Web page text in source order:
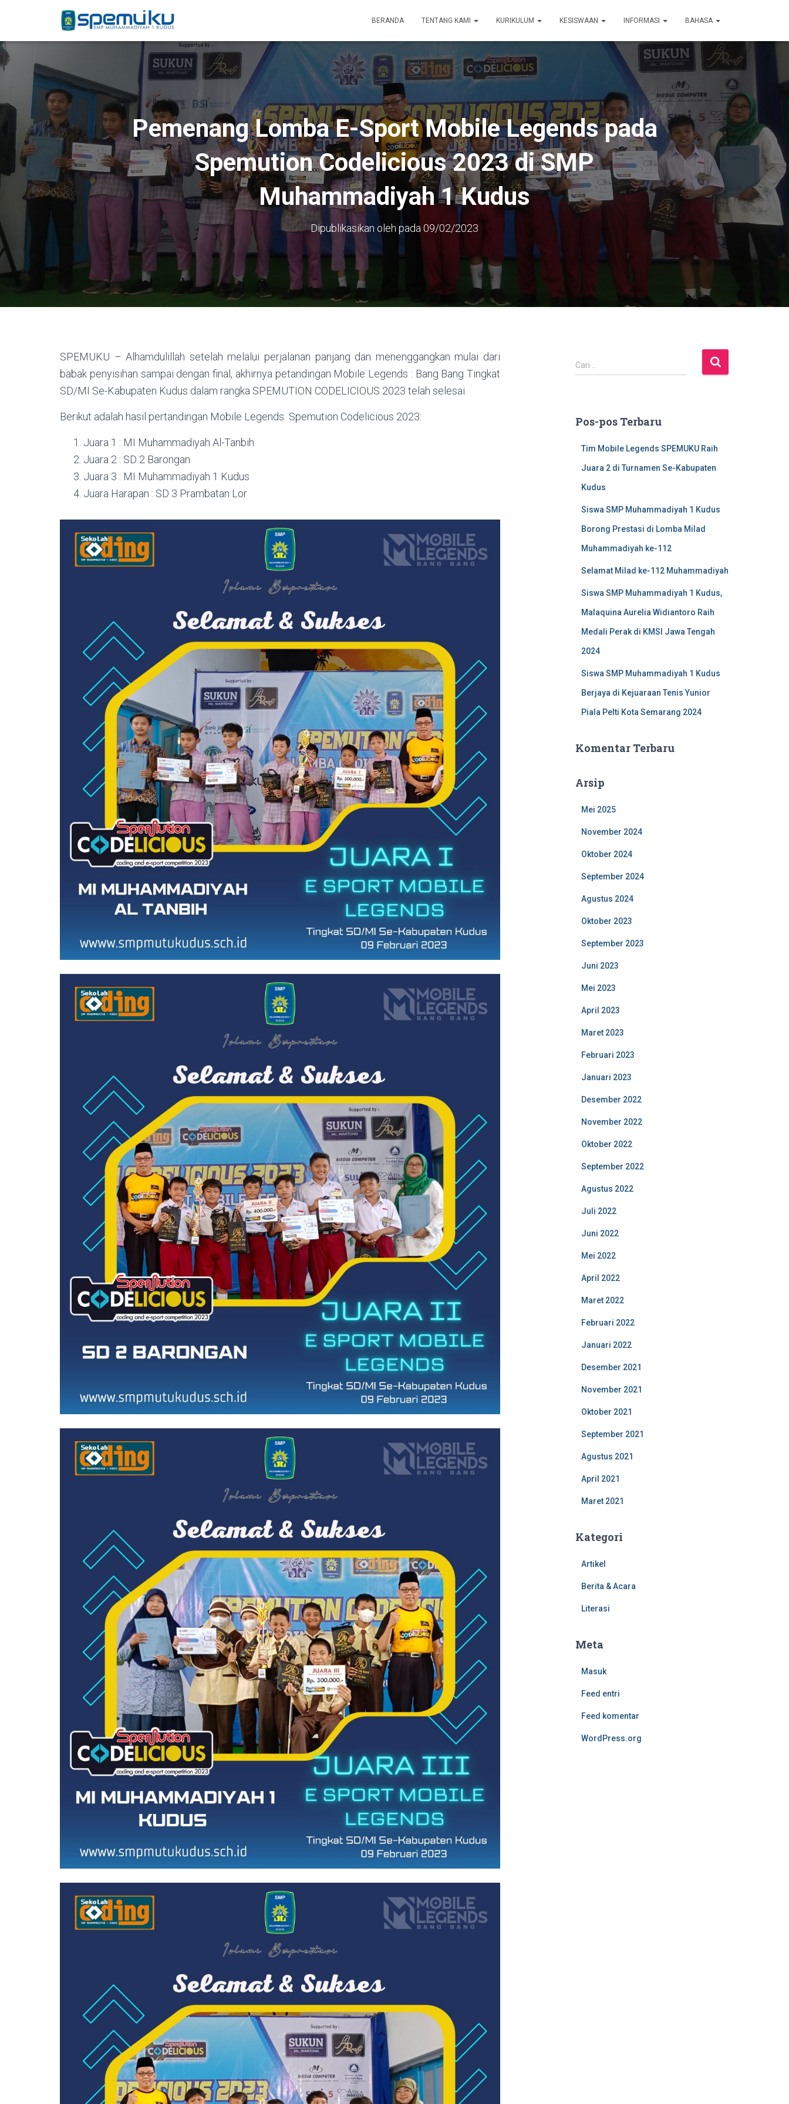
BERANDA TENTANG KAMI KURIKULUM KESISWAAN INFORMASI BAHASA
Pemenang Lomba E-Sport Mobile Legends pada
Spemution Codelicious 2023 di SMP
Muhammadiyah 1 Kudus
Dipublikasikan oleh pada 09/02/2023
SPEMUKU – Alhamdulillah setelah melalui perjalanan panjang dan menenggangkan mulai dari
babak penyisihan sampai dengan final, akhirnya petandingan Mobile Legends : Bang Bang Tingkat
SD/MI Se-Kabupaten Kudus dalam rangka SPEMUTION CODELICIOUS 2023 telah selesai.
Berikut adalah hasil pertandingan Mobile Legends Spemution Codelicious 2023:
Juara 1 : MI Muhammadiyah Al-Tanbih
Juara 2 : SD 2 Barongan
Juara 3 : MI Muhammadiyah 1 Kudus
Juara Harapan : SD 3 Prambatan Lor
C
a
n
Cari …
Pos-pos Terbaru
Tim Mobile Legends SPEMUKU Raih
Juara 2 di Turnamen Se-Kabupaten
Kudus
Siswa SMP Muhammadiyah 1 Kudus
Borong Prestasi di Lomba Milad
Muhammadiyah ke-112
Selamat Milad ke-112 Muhammadiyah
Siswa SMP Muhammadiyah 1 Kudus,
Malaquina Aurelia Widiantoro Raih
Medali Perak di KMSI Jawa Tengah
2024
Siswa SMP Muhammadiyah 1 Kudus
Berjaya di Kejuaraan Tenis Yunior
Piala Pelti Kota Semarang 2024
Komentar Terbaru
Arsip
Mei 2025
November 2024
Oktober 2024
September 2024
Agustus 2024
Oktober 2023
September 2023
Juni 2023
Mei 2023
April 2023
Maret 2023
Februari 2023
Januari 2023
Desember 2022
November 2022
Oktober 2022
September 2022
Agustus 2022
Juli 2022
Juni 2022
Mei 2022
April 2022
Maret 2022
Februari 2022
Januari 2022
Desember 2021
November 2021
Oktober 2021
September 2021
Agustus 2021
April 2021
Maret 2021
Kategori
Artikel
Berita & Acara
Literasi
Meta
Masuk
Feed entri
Feed komentar
WordPress.org